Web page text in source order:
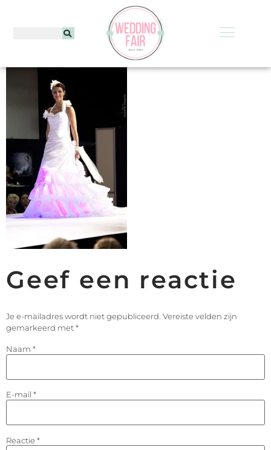
Geef een reactie
Je e-mailadres wordt niet gepubliceerd. Vereiste velden zijn
gemarkeerd met*
Naam *
E-mail *
Reactie *